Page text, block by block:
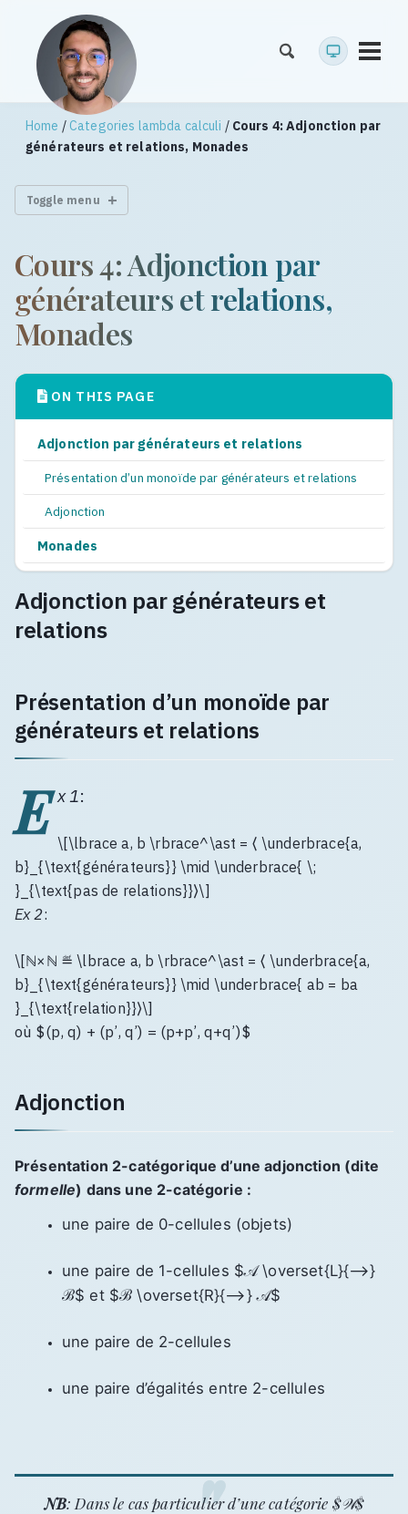
Home / Categories lambda calculi / Cours 4: Adjonction par
générateurs et relations, Monades
Toggle menu
Cours 4: Adjonction par
générateurs et relations,
Monades
ON THIS PAGE
Adjonction par générateurs et relations
Présentation d’un monoïde par générateurs et relations
Adjonction
Monades
Adjonction par générateurs et
relations
Présentation d’un monoïde par
générateurs et relations
E x 1:
\[\lbrace a, b \rbrace^\ast = ⟨ \underbrace{a,
b}_{\text{générateurs}} \mid \underbrace{ \;
}_{\text{pas de relations}}⟩\]
Ex 2:
\[ℕ×ℕ ≝ \lbrace a, b \rbrace^\ast = ⟨ \underbrace{a,
b}_{\text{générateurs}} \mid \underbrace{ ab = ba
}_{\text{relation}}⟩\]
où $(p, q) + (p’, q’) = (p+p’, q+q’)$
Adjonction
Présentation 2-catégorique d’une adjonction (dite
formelle) dans une 2-catégorie :
une paire de 0-cellules (objets)
une paire de 1-cellules $𝒜 \overset{L}{⟶}
ℬ$ et $ℬ \overset{R}{⟶} 𝒜$
une paire de 2-cellules
une paire d’égalités entre 2-cellules
NB: Dans le cas particulier d’une catégorie $𝒲$